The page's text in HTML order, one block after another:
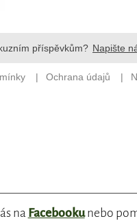
na Facebookunebo